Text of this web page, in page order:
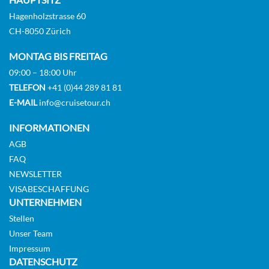
Hagenholzstrasse 60
CH-8050 Zürich
MONTAG BIS FREITAG
09:00 – 18:00 Uhr
TELEFON +41 (0)44 289 81 81
E-MAILinfo@cruisetour.ch
INFORMATIONEN
AGB
FAQ
NEWSLETTER
VISABESCHAFFUNG
UNTERNEHMEN
Stellen
Unser Team
Impressum
DATENSCHUTZ